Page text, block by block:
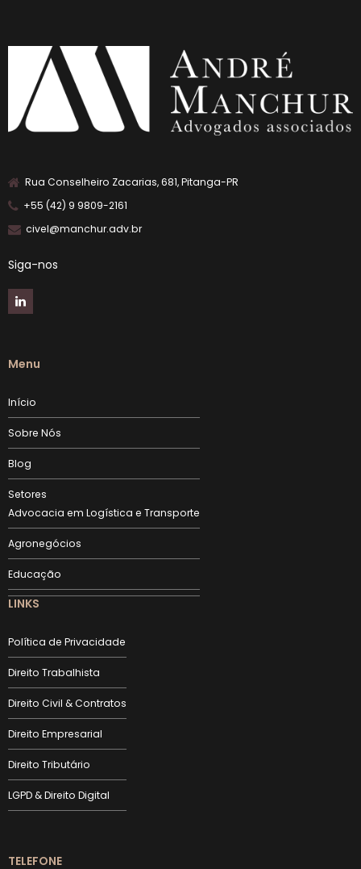
Rua Conselheiro Zacarias, 681, Pitanga-PR
+55 (42) 9 9809-2161
civel@manchur.adv.br
Siga-nos
Menu
Início
Sobre Nós
Blog
Setores
Advocacia em Logística e Transporte
Agronegócios
Educação
LINKS
Política de Privacidade
Direito Trabalhista
Direito Civil & Contratos
Direito Empresarial
Direito Tributário
LGPD & Direito Digital
TELEFONE